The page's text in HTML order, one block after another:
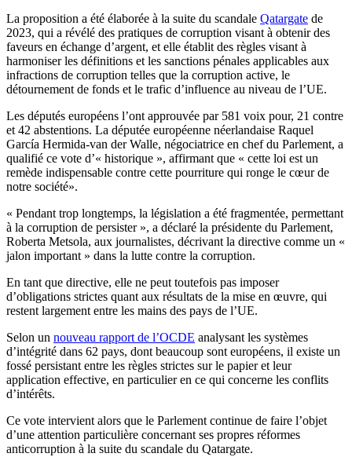
La proposition a été élaborée à la suite du scandale Qatargate de
2023, qui a révélé des pratiques de corruption visant à obtenir des
faveurs en échange d’argent, et elle établit des règles visant à
harmoniser les définitions et les sanctions pénales applicables aux
infractions de corruption telles que la corruption active, le
détournement de fonds et le trafic d’influence au niveau de l’UE.
Les députés européens l’ont approuvée par 581 voix pour, 21 contre
et 42 abstentions. La députée européenne néerlandaise Raquel
García Hermida-van der Walle, négociatrice en chef du Parlement, a
qualifié ce vote d’« historique », affirmant que « cette loi est un
remède indispensable contre cette pourriture qui ronge le cœur de
notre société».
« Pendant trop longtemps, la législation a été fragmentée, permettant
à la corruption de persister », a déclaré la présidente du Parlement,
Roberta Metsola, aux journalistes, décrivant la directive comme un «
jalon important » dans la lutte contre la corruption.
En tant que directive, elle ne peut toutefois pas imposer
d’obligations strictes quant aux résultats de la mise en œuvre, qui
restent largement entre les mains des pays de l’UE.
Selon un nouveau rapport de l’OCDE analysant les systèmes
d’intégrité dans 62 pays, dont beaucoup sont européens, il existe un
fossé persistant entre les règles strictes sur le papier et leur
application effective, en particulier en ce qui concerne les conflits
d’intérêts.
Ce vote intervient alors que le Parlement continue de faire l’objet
d’une attention particulière concernant ses propres réformes
anticorruption à la suite du scandale du Qatargate.